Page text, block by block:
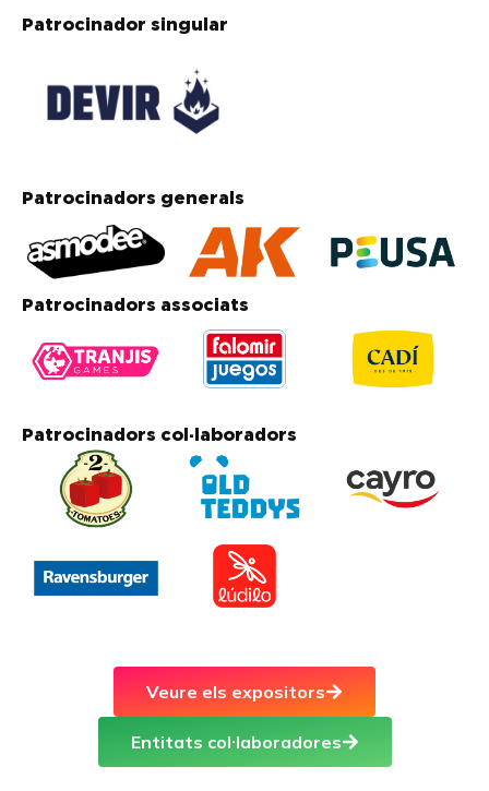
Patrocinador singular
Patrocinadors generals
Patrocinadors associats
Patrocinadors col·laboradors
Veure els expositors
Entitats col·laboradores